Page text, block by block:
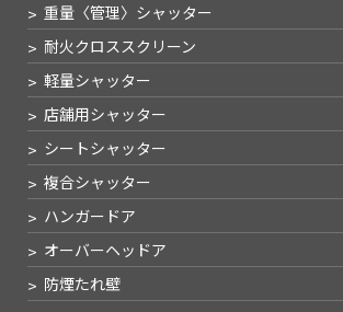
重量〈管理〉 シャッター
耐火クロススクリーン
軽量シャッター
店舗用シャッター
シートシャッター
複合シャッター
ハンガードア
オーバーヘッドア
防煙たれ壁